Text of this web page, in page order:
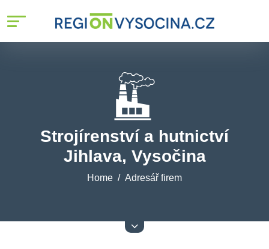
Strojírenství a hutnictví
Jihlava, Vysočina
Home Adresář firem